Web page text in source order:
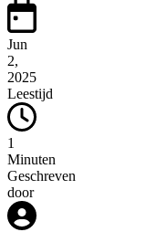
Jun
2,
2025
Leestijd
1
Minuten
Geschreven
door